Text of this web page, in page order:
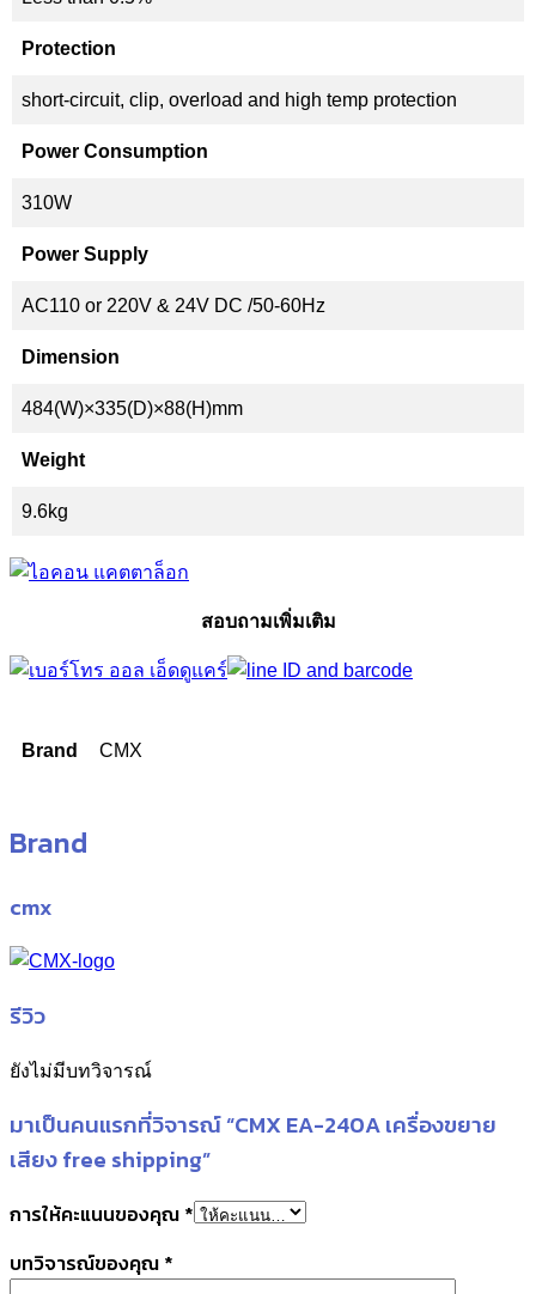
Protection
short-circuit, clip, overload and high temp protection
Power Consumption
310W
Power Supply
AC110 or 220V & 24V DC /50-60Hz
Dimension
484(W)×335(D)×88(H)mm
Weight
9.6kg
สอบถามเพิ่มเติม
Brand CMX
Brand
cmx
รีวิว
ยังไม่มีบทวิจารณ์
มาเป็นคนแรกที่วิจารณ์ “CMX EA-240A เครื่องขยาย
เสียง free shipping”
การให้คะแนนของคุณ *
บทวิจารณ์ของคุณ *